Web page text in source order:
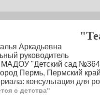
Аркадьевна
руководитель
МАДОУ "Детский сад
Пермь, Пермский край
консультация для
с детства"